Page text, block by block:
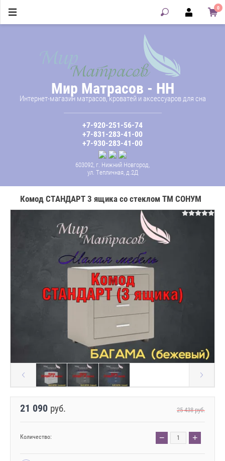
0
Мир Матрасов - НН
Интернет-магазин матрасов, кроватей и аксессуаров для сна
+7-920-251-56-74
+7-831-283-41-00
+7-930-283-41-00
603092, г. Нижний Новгород,
ул. Тепличная, д.2Д
Комод СТАНДАРТ 3 ящика со стеклом ТМ СОНУМ
21 090 руб. 25 438руб.
Количество: − +